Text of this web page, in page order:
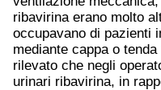
ribavirina erano molto
occupavano di pazienti
mediante cappa o
rilevato che negli
urinari ribavirina, in